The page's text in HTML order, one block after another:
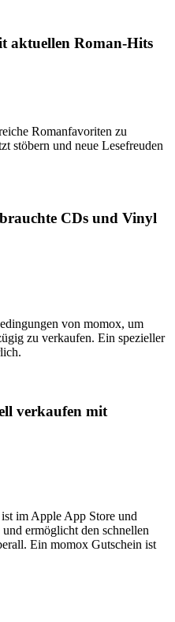
aktuellen Roman-Hits
Romanfavoriten zu
stöbern und neue Lesefreuden
CDs und Vinyl
von momox, um
zu verkaufen. Ein spezieller
verkaufen mit
im Apple App Store und
ermöglicht den schnellen
Ein momox Gutschein ist